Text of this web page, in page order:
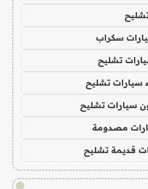
سكراب
تشليح
سيارات تشليح
سيارات تشليح
مصدومة
قديمة تشليح
!